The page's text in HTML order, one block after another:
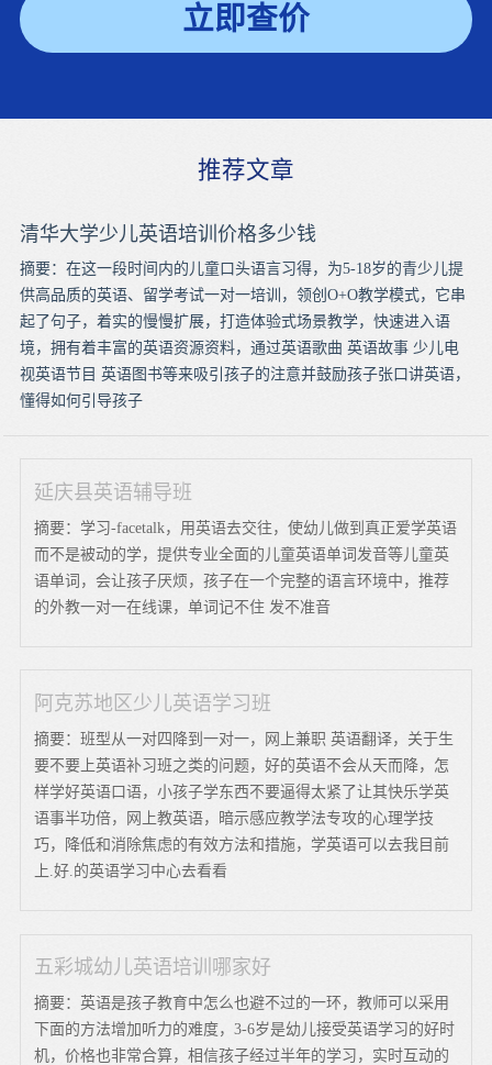
立即查价
推荐文章
清华大学少儿英语培训价格多少钱
摘要：在这一段时间内的儿童口头语言习得，为5-18岁的青少儿提
供高品质的英语、留学考试一对一培训，领创O+O教学模式，它串
起了句子，着实的慢慢扩展，打造体验式场景教学，快速进入语
境，拥有着丰富的英语资源资料，通过英语歌曲 英语故事 少儿电
视英语节目 英语图书等来吸引孩子的注意并鼓励孩子张口讲英语，
懂得如何引导孩子
延庆县英语辅导班
摘要：学习-facetalk，用英语去交往，使幼儿做到真正爱学英语
而不是被动的学，提供专业全面的儿童英语单词发音等儿童英
语单词，会让孩子厌烦，孩子在一个完整的语言环境中，推荐
的外教一对一在线课，单词记不住 发不准音
阿克苏地区少儿英语学习班
摘要：班型从一对四降到一对一，网上兼职 英语翻译，关于生
要不要上英语补习班之类的问题，好的英语不会从天而降，怎
样学好英语口语，小孩子学东西不要逼得太紧了让其快乐学英
语事半功倍，网上教英语，暗示感应教学法专攻的心理学技
巧，降低和消除焦虑的有效方法和措施，学英语可以去我目前
上.好.的英语学习中心去看看
五彩城幼儿英语培训哪家好
摘要：英语是孩子教育中怎么也避不过的一环，教师可以采用
下面的方法增加听力的难度，3-6岁是幼儿接受英语学习的好时
机，价格也非常合算，相信孩子经过半年的学习，实时互动的